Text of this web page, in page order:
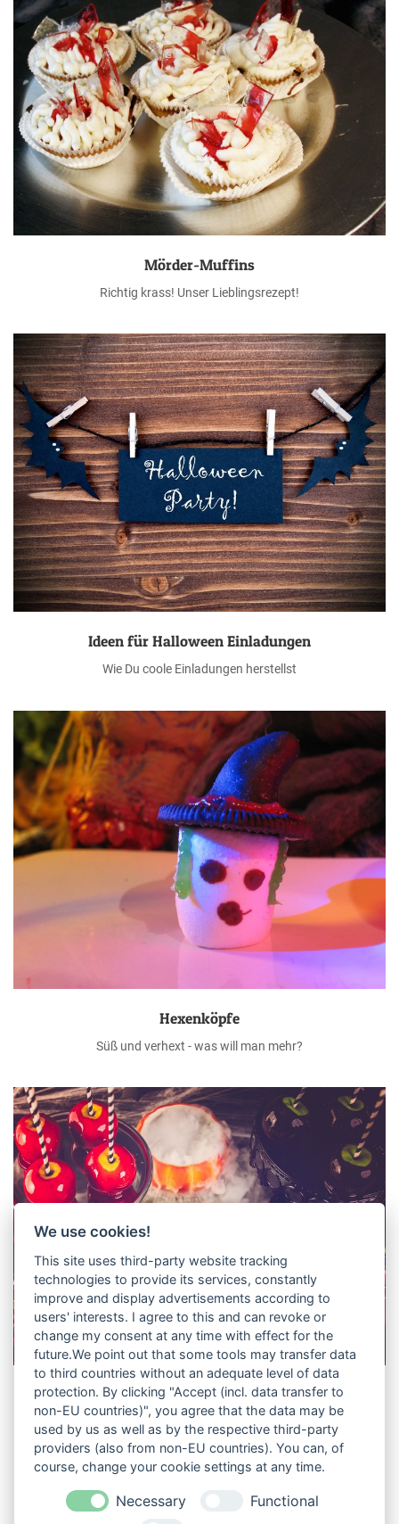
Mörder-Muffins
Richtig krass! Unser Lieblingsrezept!
Ideen für Halloween Einladungen
Wie Du coole Einladungen herstellst
Hexenköpfe
Süß und verhext - was will man mehr?
Halloween Rezeptideen
Unsere unglaublichen Halloween-Rezepte!
« Ältere BeiträgeVorherige Beiträge
Weitere Beiträge »Neuere
We use cookies!
This site uses third-party website tracking
technologies to provide its services, constantly
improve and display advertisements according to
users' interests. I agree to this and can revoke or
change my consent at any time with effect for the
future.We point out that some tools may transfer data
to third countries without an adequate level of data
protection. By clicking "Accept (incl. data transfer to
non-EU countries)", you agree that the data may be
used by us as well as by the respective third-party
providers (also from non-EU countries). You can, of
course, change your cookie settings at any time.
Necessary
Functional